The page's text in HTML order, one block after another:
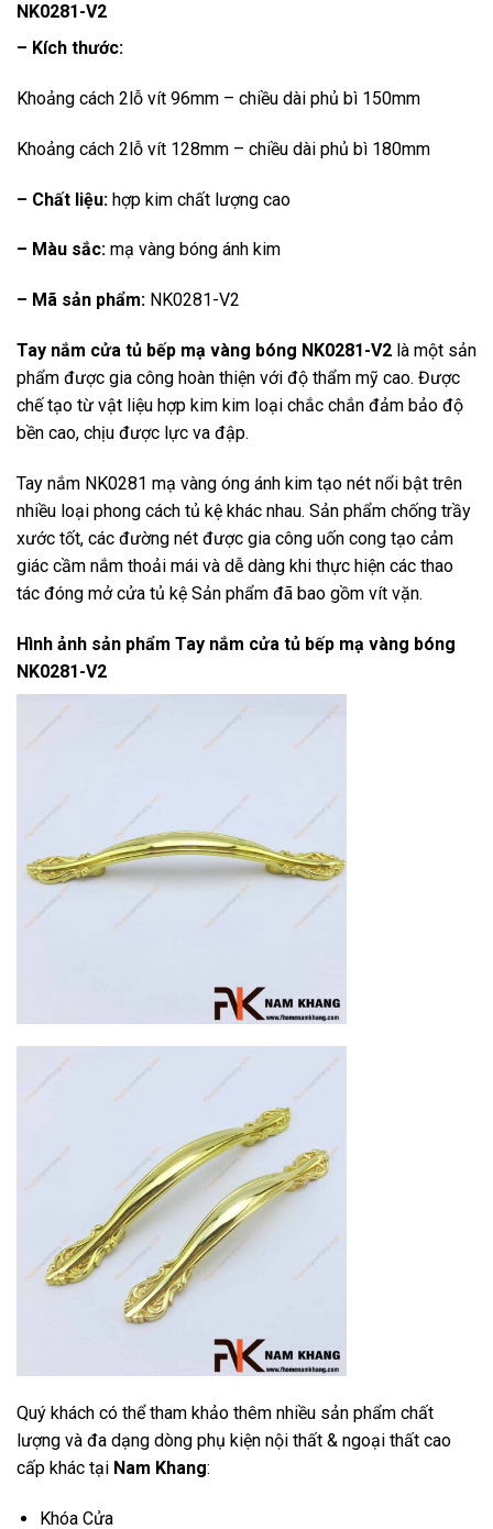
NK0281-V2
– Kích thước:
Khoảng cách 2lỗ vít 96mm – chiều dài phủ bì 150mm
Khoảng cách 2lỗ vít 128mm – chiều dài phủ bì 180mm
– Chất liệu: hợp kim chất lượng cao
– Màu sắc: mạ vàng bóng ánh kim
– Mã sản phẩm: NK0281-V2
Tay nắm cửa tủ bếp mạ vàng bóng NK0281-V2 là một sản
phẩm được gia công hoàn thiện với độ thẩm mỹ cao. Được
chế tạo từ vật liệu hợp kim kim loại chắc chắn đảm bảo độ
bền cao, chịu được lực va đập.
Tay nắm NK0281 mạ vàng óng ánh kim tạo nét nổi bật trên
nhiều loại phong cách tủ kệ khác nhau. Sản phẩm chống trầy
xước tốt, các đường nét được gia công uốn cong tạo cảm
giác cầm nắm thoải mái và dễ dàng khi thực hiện các thao
tác đóng mở cửa tủ kệ Sản phẩm đã bao gồm vít vặn.
Hình ảnh sản phẩm Tay nắm cửa tủ bếp mạ vàng bóng
NK0281-V2
Quý khách có thể tham khảo thêm nhiều sản phẩm chất
lượng và đa dạng dòng phụ kiện nội thất & ngoại thất cao
cấp khác tại Nam Khang:
Khóa Cửa